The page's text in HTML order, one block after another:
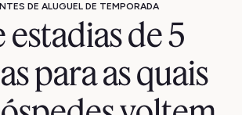
DE ALUGUEL DE TEMPORADA
estadias de 5
para as quais